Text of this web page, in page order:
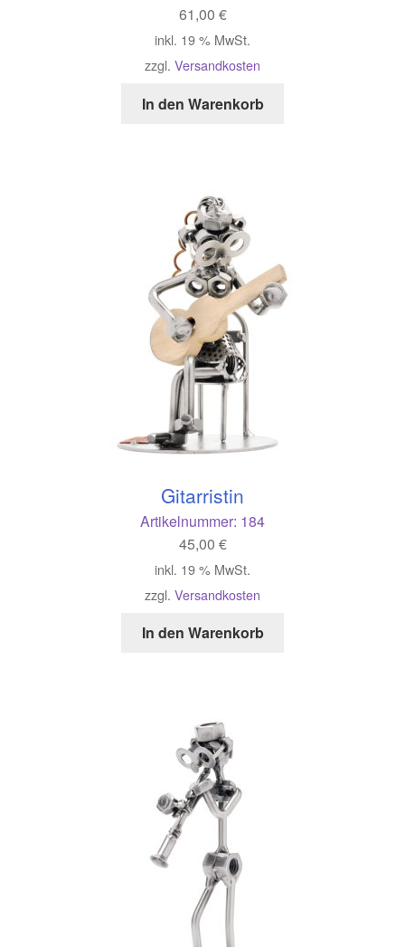
61,00 €
inkl. 19 % MwSt.
zzgl. Versandkosten
In den Warenkorb
Gitarristin
Artikelnummer: 184
45,00 €
inkl. 19 % MwSt.
zzgl. Versandkosten
In den Warenkorb